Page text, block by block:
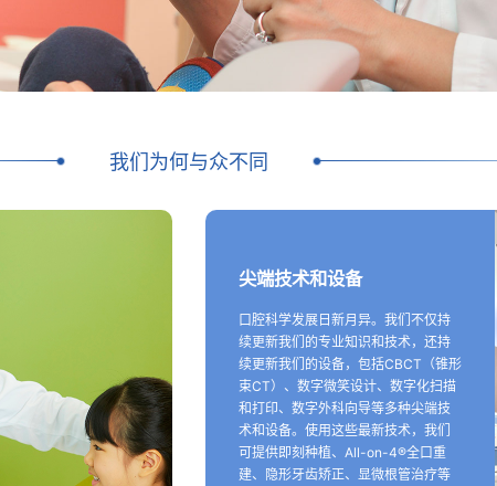
我们为何与众不同
尖端技术和设备
口腔科学发展日新月异。我们不仅持
续更新我们的专业知识和技术，还持
续更新我们的设备，包括CBCT（锥形
束CT）、数字微笑设计、数字化扫描
和打印、数字外科向导等多种尖端技
术和设备。使用这些最新技术，我们
可提供即刻种植、All-on-4®全口重
建、隐形牙齿矫正、显微根管治疗等